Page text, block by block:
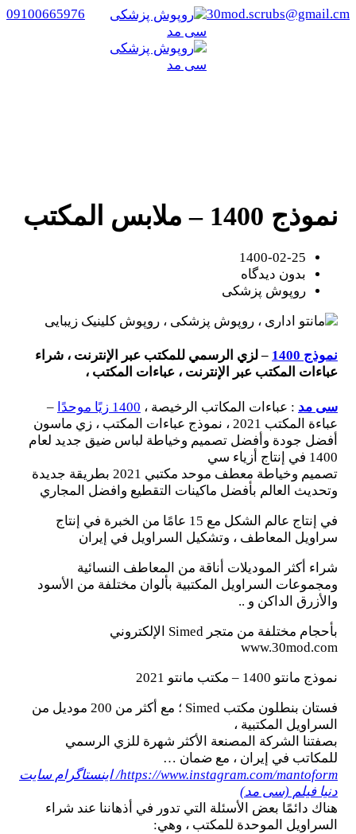
30mod.scrubs@gmail.cm
09100665976
نموذج 1400 – ملابس المكتب
1400-02-25
بدون دیدگاه
روپوش پزشکی
نموذج 1400
– لزي الرسمي للمكتب عبر الإنترنت ، شراء
عباءات المكتب عبر الإنترنت ، عباءات المكتب ،
سی مد : عباءات المكاتب الرخيصة ، 1400 زيًا موحدًا
–
عباءة المكتب 2021 ، نموذج عباءات المكتب ، زي ماسون
أفضل جودة وأفضل تصميم وخياطة لباس ضيق جديد لعام
1400 في إنتاج أزياء سي
تصميم وخياطة معطف موحد مكتبي 2021 بطريقة جديدة
وتحديث العالم بأفضل ماكينات التقطيع وافضل المجاري
في إنتاج عالم الشكل مع 15 عامًا من الخبرة في إنتاج
سراويل المعاطف ، وتشكيل السراويل في إيران
شراء أكثر الموديلات أناقة من المعاطف النسائية
ومجموعات السراويل المكتبية بألوان مختلفة من الأسود
والأزرق الداكن و ..
بأحجام مختلفة من متجر Simed الإلكتروني
www.30mod.com
نموذج مانتو 1400 – مكتب مانتو 2021
فستان بنطلون مكتب Simed ؛ مع أكثر من 200 موديل من
السراويل المكتبية ،
بصفتنا الشركة المصنعة الأكثر شهرة للزي الرسمي
للمكاتب في إيران ، مع ضمان …
https://www.instagram.com/mantoform/ اینستاگرام سایت
دنیا فیلم (سی مد)
هناك دائمًا بعض الأسئلة التي تدور في أذهاننا عند شراء
السراويل الموحدة للمكتب ، وهي: